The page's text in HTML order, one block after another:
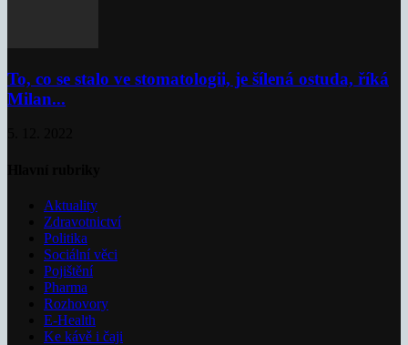
To, co se stalo ve stomatologii, je šílená ostuda, říká
Milan...
Aktuality
Zdravotnictví
Politika
Sociální věci
Pojištění
Pharma
Rozhovory
E-Health
Ke kávě i čaji